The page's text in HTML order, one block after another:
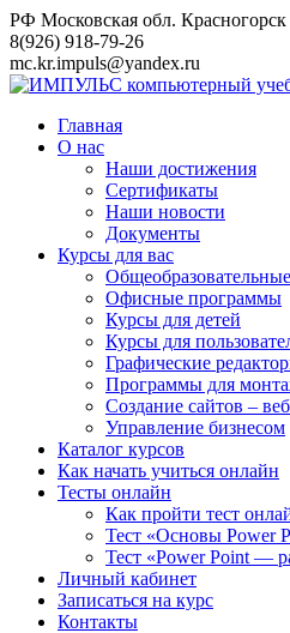
Перейти
к
контенту
РФ Московская обл.
8(926) 918-79-26
mc.kr.impuls@yandex.ru
Главная
О нас
Наши достижения
Сертификаты
Наши новости
Документы
Курсы для вас
Офисные программы
Курсы для детей
Курсы для
Графические
Программы для
Создание сайтов –
Управление бизнесом
Каталог курсов
Как начать учиться онлайн
Тесты онлайн
Как пройти тест
Тест «Основы Power
Тест «Power Point —
Личный кабинет
Записаться на курс
Контакты